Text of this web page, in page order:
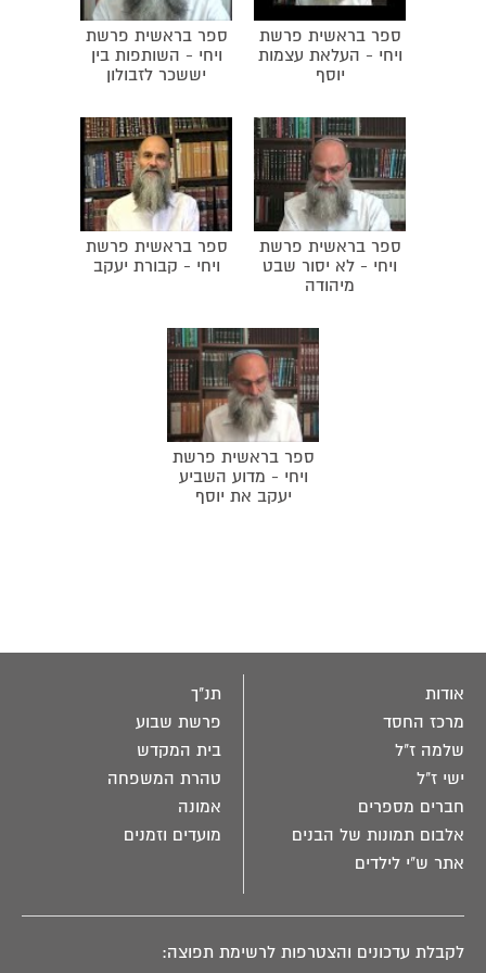
ספר בראשית פרשת
ויחי - העלאת עצמות
יוסף
ספר בראשית פרשת
ויחי - השותפות בין
יששכר לזבולון
ספר בראשית פרשת
ויחי - לא יסור שבט
מיהודה
ספר בראשית פרשת
ויחי - קבורת יעקב
ספר בראשית פרשת
ויחי - מדוע השביע
יעקב את יוסף
אודות
מרכז החסד
שלמה ז"ל
ישי ז"ל
חברים מספרים
אלבום תמונות של הבנים
אתר ש"י לילדים
תנ"ך
פרשת שבוע
בית המקדש
טהרת המשפחה
אמונה
מועדים וזמנים
לקבלת עדכונים והצטרפות לרשימת תפוצה: